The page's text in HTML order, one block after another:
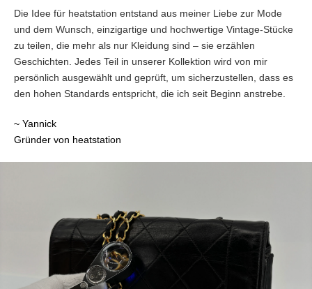
Die Idee für heatstation entstand aus meiner Liebe zur Mode
und dem Wunsch, einzigartige und hochwertige Vintage-Stücke
zu teilen, die mehr als nur Kleidung sind – sie erzählen
Geschichten. Jedes Teil in unserer Kollektion wird von mir
persönlich ausgewählt und geprüft, um sicherzustellen, dass es
den hohen Standards entspricht, die ich seit Beginn anstrebe.
~ Yannick
Gründer von heatstation